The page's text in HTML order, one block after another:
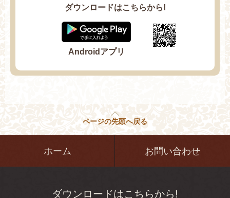
ダウンロードはこちらから!
Androidアプリ
ページの先頭へ戻る
ホーム お問い合わせ
ダウンロードはこちらから!